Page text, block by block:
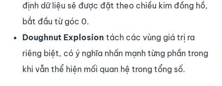
định dữ liệu sẽ được đặt theo chiều kim đồng hồ,
bắt đầu từ góc 0.
Doughnut Explosion tách các vùng giá trị ra
riêng biệt, có ý nghĩa nhấn mạnh từng phần trong
khi vẫn thể hiện mối quan hệ trong tổng số.